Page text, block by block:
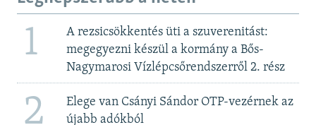
1
A rezsicsökkentés üti a szuverenitást:
megegyezni készül a kormány a Bős-
Nagymarosi Vízlépcsőrendszerről 2. rész
2
Elege van Csányi Sándor OTP-vezérnek az
újabb adókból